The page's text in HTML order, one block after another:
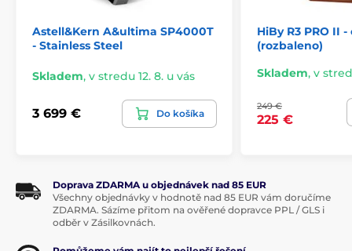
oblíbené hudbě dostanete na pár tahů prstem a
snadno ovládnete i streamovaný obsah.
Novinkou je grafickáfunkce VU Meter
převzatá z
dosud nejrychlejší uživatelské rozhraní
snadnější vyhledávání hudby a orientace v Menu
Astell&Kern A&ultima SP4000T
- Stainless Steel
Skladem, v stredu 12. 8. u vás
3 699 € Do košíka
HiBy R3 PRO II
(rozbaleno)
Skladem, v
249 €
225 €
Doprava ZDARMA u objednávek nad 85 EUR
Všechny objednávky v hodnotě nad 85 EUR vám doručíme
ZDARMA. Sázíme přitom na ověřené dopravce PPL / GLS i
odběr v Zásilkovnách.